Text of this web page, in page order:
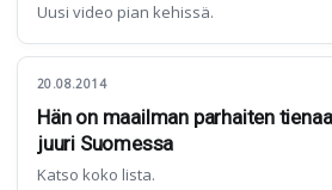
Uusi video pian kehissä.
20.08.2014
Hän on maailman parhaiten
juuri Suomessa
Katso koko lista.